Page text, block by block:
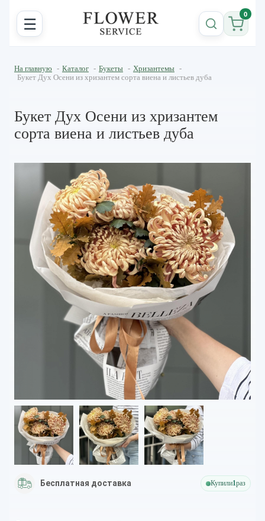
☰ 0
На главную - Каталог - Букеты - Хризантемы -
Букет Дух Осени из хризантем сорта виена и листьев дуба
Букет Дух Осени из хризантем
сорта виена и листьев дуба
Бесплатная доставка Купили1раз